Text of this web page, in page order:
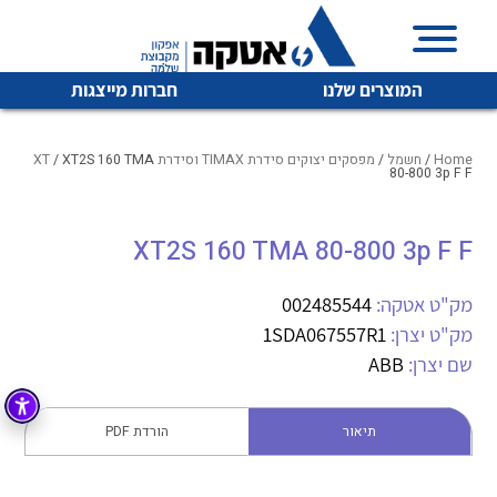
המוצרים שלנו חברות מייצגות
איכות | שרות | זמינות
והפצה של מוצרי
מיתוג, בקרה , ואינסטלציה חשמלית ופעילה ב7 תחומים:
חשמל מיתוג ואינסטלציה חשמלית
בקרה
זיווד
לכל מוצרי היצרן לכל מוצרי היצרן
לכל מוצרי היצרן לכל מוצרי היצרן
Home
/ חשמל / מפסקים יצוקים סידרת TIMAX וסידרת XT / XT2S 160 TMA
80-800 3p F F
XT2S 160 TMA 80-800 3p F F
מק"ט אטקה: 002485544
מק"ט יצרן: 1SDA067557R1
שם יצרן: ABB
תיאור הורדת PDF